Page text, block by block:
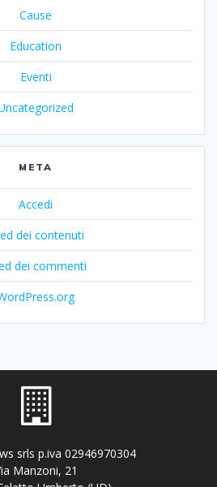
Cause
Education
Eventi
META
Accedi
dei contenuti
dei commenti
srls p.iva 02946970304
Manzoni, 21